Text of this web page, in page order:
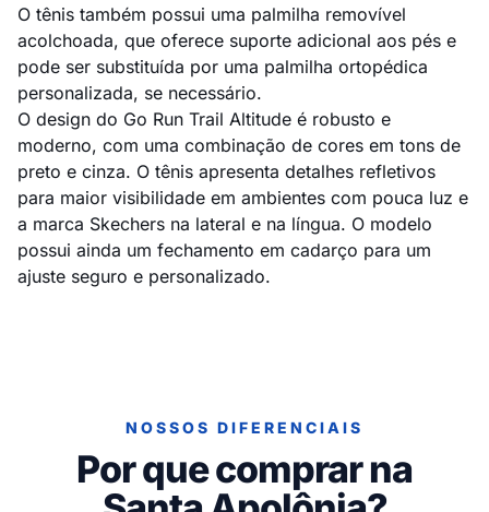
O tênis também possui uma palmilha removível
acolchoada, que oferece suporte adicional aos pés e
pode ser substituída por uma palmilha ortopédica
personalizada, se necessário.
O design do Go Run Trail Altitude é robusto e
moderno, com uma combinação de cores em tons de
preto e cinza. O tênis apresenta detalhes refletivos
para maior visibilidade em ambientes com pouca luz e
a marca Skechers na lateral e na língua. O modelo
possui ainda um fechamento em cadarço para um
ajuste seguro e personalizado.
NOSSOS DIFERENCIAIS
Por que comprar na